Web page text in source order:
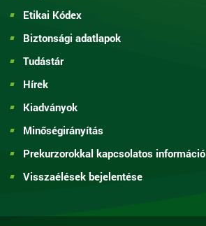
Etikai Kódex
Biztonsági adatlapok
Tudástár
Hírek
Kiadványok
Minőségirányítás
Prekurzorokkal kapcsolatos információ
Visszaélések bejelentése